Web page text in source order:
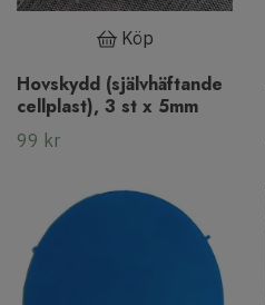
Köp
Hovskydd (självhäftande
cellplast), 3 st x 5mm
99 kr